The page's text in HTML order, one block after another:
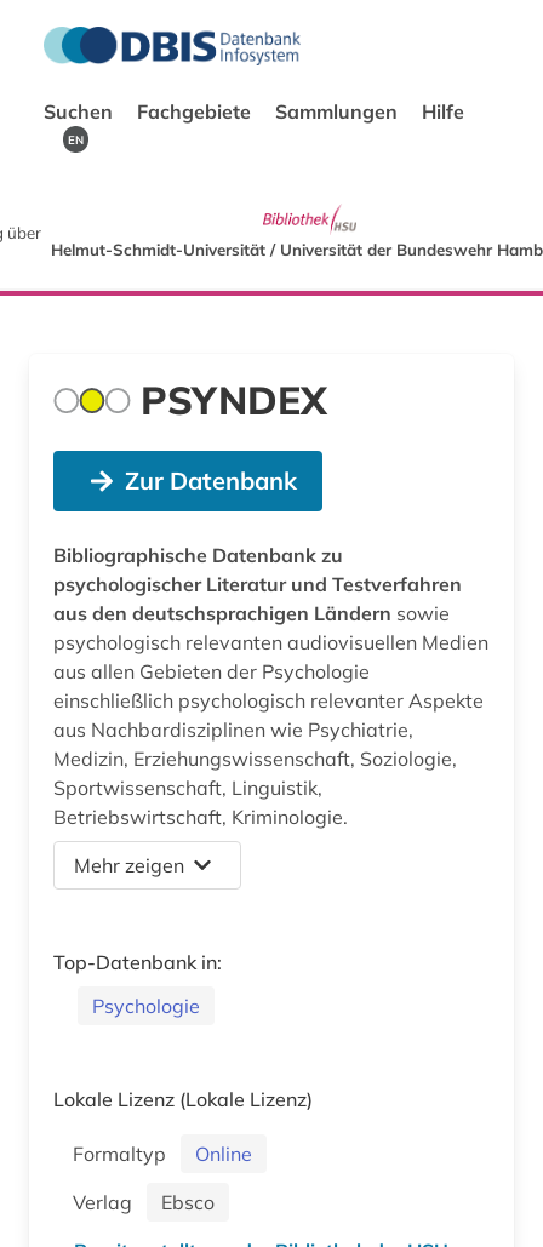
Suchen Fachgebiete Sammlungen Hilfe
EN
über
Helmut-Schmidt-Universität / Universität der Bundeswehr
PSYNDEX
Zur Datenbank
Bibliographische Datenbank zu
psychologischer Literatur und Testverfahren
aus den deutschsprachigen Ländern sowie
psychologisch relevanten audiovisuellen Medien
aus allen Gebieten der Psychologie
einschließlich psychologisch relevanter Aspekte
aus Nachbardisziplinen wie Psychiatrie,
Medizin, Erziehungswissenschaft, Soziologie,
Sportwissenschaft, Linguistik,
Betriebswirtschaft, Kriminologie.
Mehr zeigen
Top-Datenbank in:
Psychologie
Lokale Lizenz (Lokale Lizenz)
Formaltyp
Online
Verlag
Ebsco